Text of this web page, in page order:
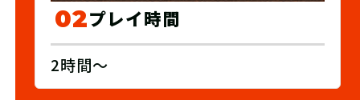
02プレイ時間
2時間～